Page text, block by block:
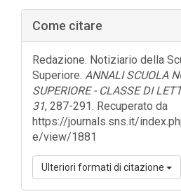
Barra
laterale
dell'articolo
Come citare
Redazione. Notiziario della
Superiore. ANNALI SCUOLA
SUPERIORE - CLASSE DI
31, 287-291. Recuperato da
https://journals.sns.it/
e/view/1881
Ulteriori formati di citazione